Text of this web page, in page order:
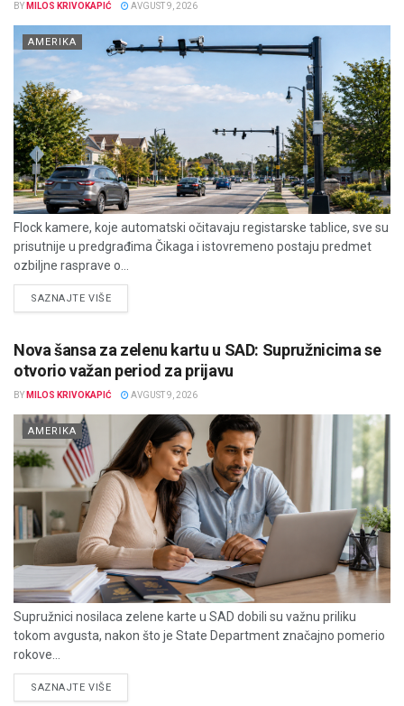
BY MILOS KRIVOKAPIĆ AVGUST 9, 2026
AMERIKA
Flock kamere, koje automatski očitavaju registarske tablice, sve su
prisutnije u predgrađima Čikaga i istovremeno postaju predmet
ozbiljne rasprave o...
SAZNAJTE VIŠEDETAILS
Nova šansa za zelenu kartu u SAD: Supružnicima se
otvorio važan period za prijavu
BY MILOS KRIVOKAPIĆ AVGUST 9, 2026
AMERIKA
Supružnici nosilaca zelene karte u SAD dobili su važnu priliku
tokom avgusta, nakon što je State Department značajno pomerio
rokove...
SAZNAJTE VIŠEDETAILS